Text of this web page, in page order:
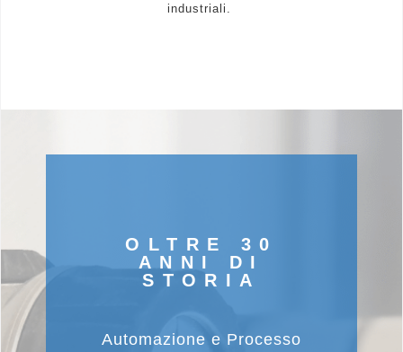
industriali.
OLTRE 30
ANNI DI
STORIA
Automazione e Processo